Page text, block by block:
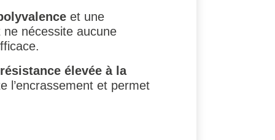
et une
nécessite aucune
résistance élevée à la
l’encrassement et permet